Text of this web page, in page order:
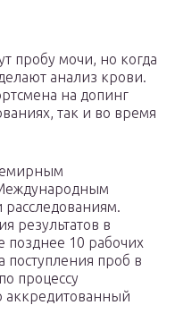
пробу мочи, но когда
анализ крови.
на допинг
так и во время
расследованиям.
результатов в
10 рабочих
поступления проб в
процессу
аккредитованный